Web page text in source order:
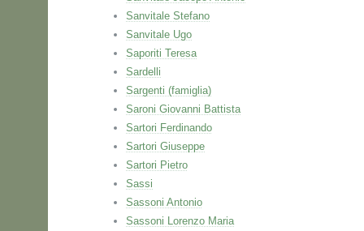
Sanvitale Stefano
Sanvitale Ugo
Saporiti Teresa
Sardelli
Sargenti (famiglia)
Saroni Giovanni Battista
Sartori Ferdinando
Sartori Giuseppe
Sartori Pietro
Sassi
Sassoni Antonio
Sassoni Lorenzo Maria